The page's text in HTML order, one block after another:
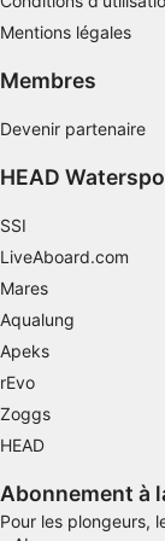
Mentions légales
Membres
Devenir partenaire
HEAD
SSI
LiveAboard.com
Mares
Aqualung
Apeks
rEvo
Zoggs
HEAD
Abonnement à
Pour les plongeurs,
Utiliser des
sélectionner le
Caractéristiques
précises
Identifier les
Performance
La publicité